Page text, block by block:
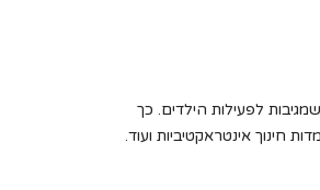
לפעילות הילדים. כך
חינוך אינטראקטיביות ועוד.